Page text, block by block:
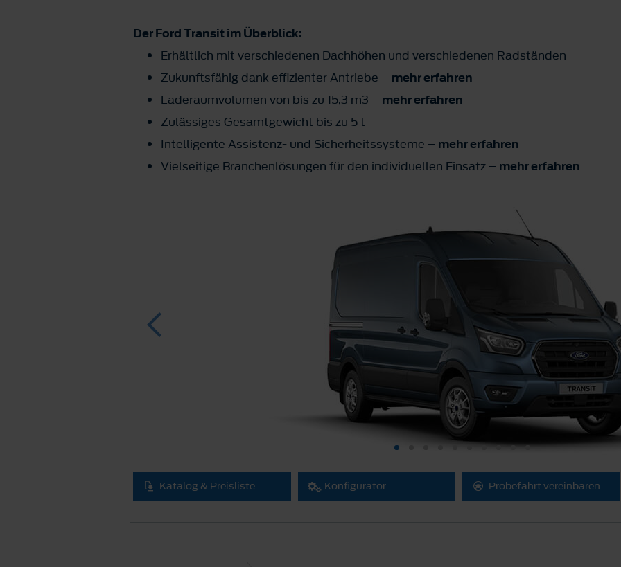
Der Ford Transit im Überblick:
Erhältlich mit verschiedenen Dachhöhen und verschiedenen Radständen
Zukunftsfähig dank effizienter Antriebe – mehr erfahren
Laderaumvolumen von bis zu 15,3 m3 – mehr erfahren
Zulässiges Gesamtgewicht bis zu 5 t
Intelligente Assistenz- und Sicherheitssysteme – mehr erfahren
Vielseitige Branchenlösungen für den individuellen Einsatz – mehr erfahren
Katalog & Preisliste Konfigurator Probefahrt vereinbaren